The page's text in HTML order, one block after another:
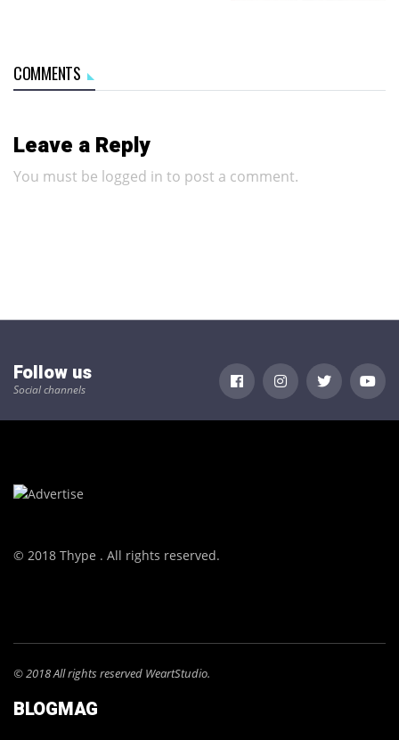
COMMENTS
Leave a Reply
You must be logged in to post a comment.
Follow us
Social channels
© 2018 Thype . All rights reserved.
© 2018 All rights reserved WeartStudio.
BLOGMAG